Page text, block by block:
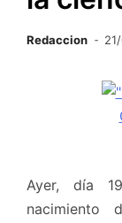
Redaccion
Ayer, día
nacimiento